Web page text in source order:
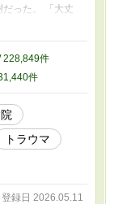
だった。 「大丈
ず、急かさず、
ない“何か”があ
生と、穏やか
※第一部完結
ては、まだ何も
たら、また彼
す。 もしこの
たら、とても
228,849件
件
トラウマ
登録日 2026.05.11